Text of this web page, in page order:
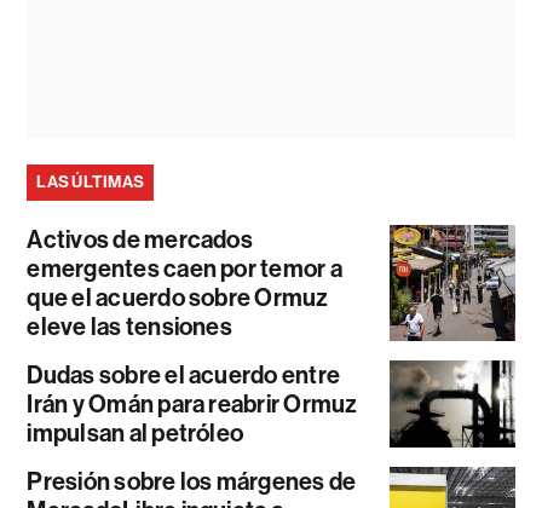
LAS ÚLTIMAS
Activos de mercados
emergentes caen por temor a
que el acuerdo sobre Ormuz
eleve las tensiones
Dudas sobre el acuerdo entre
Irán y Omán para reabrir Ormuz
impulsan al petróleo
Presión sobre los márgenes de